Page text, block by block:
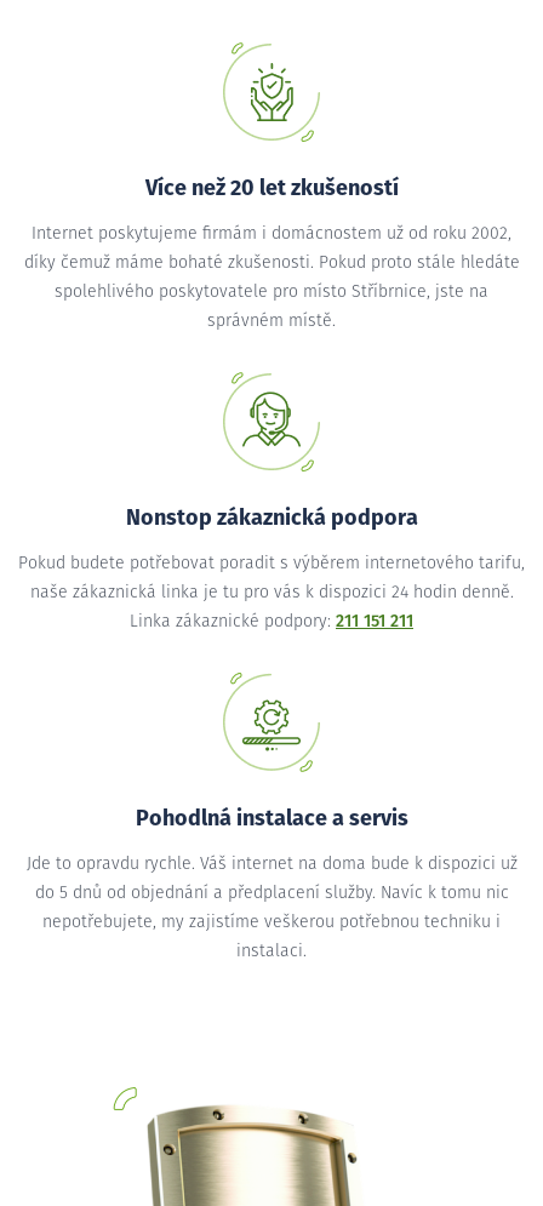
Více než 20 let zkušeností
Internet poskytujeme firmám i domácnostem už od roku 2002,
díky čemuž máme bohaté zkušenosti. Pokud proto stále hledáte
spolehlivého poskytovatele pro místo Stříbrnice, jste na
správném místě.
Nonstop zákaznická podpora
Pokud budete potřebovat poradit s výběrem internetového tarifu,
naše zákaznická linka je tu pro vás k dispozici 24 hodin denně.
Linka zákaznické podpory: 211 151 211
Pohodlná instalace a servis
Jde to opravdu rychle. Váš internet na doma bude k dispozici už
do 5 dnů od objednání a předplacení služby. Navíc k tomu nic
nepotřebujete, my zajistíme veškerou potřebnou techniku i
instalaci.